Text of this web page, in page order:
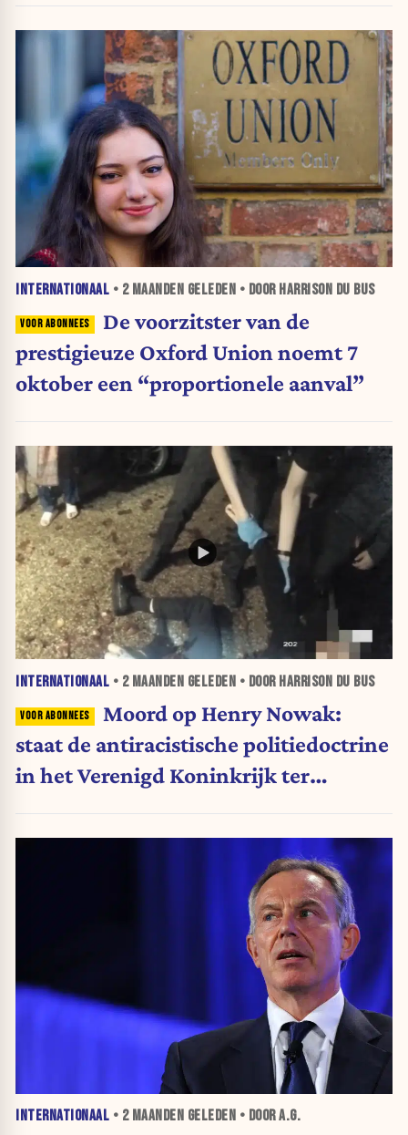
INTERNATIONAAL • 2 MAANDEN GELEDEN • DOOR HARRISON DU BUS
De voorzitster van de
prestigieuze Oxford Union noemt 7
oktober een “proportionele aanval”
INTERNATIONAAL • 2 MAANDEN GELEDEN • DOOR HARRISON DU BUS
Moord op Henry Nowak:
staat de antiracistische politiedoctrine
in het Verenigd Koninkrijk ter
INTERNATIONAAL • 2 MAANDEN GELEDEN • DOOR A.G.